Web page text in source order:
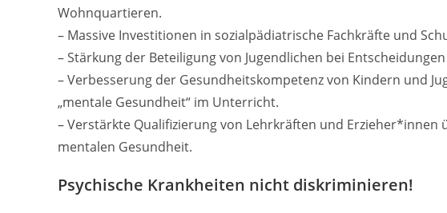
Wohnquartieren.
– Massive Investitionen in sozialpädiatrische Fachkräfte und
– Stärkung der Beteiligung von Jugendlichen bei
– Verbesserung der Gesundheitskompetenz von Kindern und
„mentale Gesundheit“ im Unterricht.
– Verstärkte Qualifizierung von Lehrkräften und
mentalen Gesundheit.
Psychische Krankheiten nicht diskriminieren!